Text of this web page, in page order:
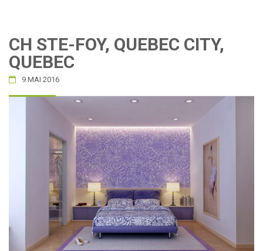
CH STE-FOY, QUEBEC CITY,
QUEBEC
9 MAI 2016